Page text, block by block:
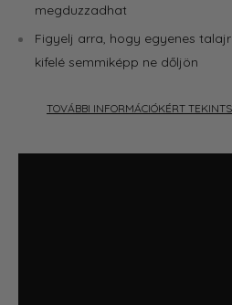
megduzzadhat
Figyelj arra, hogy egyenes
kifelé semmiképp ne dőljön
TOVÁBBI INFORMÁCIÓKÉRT